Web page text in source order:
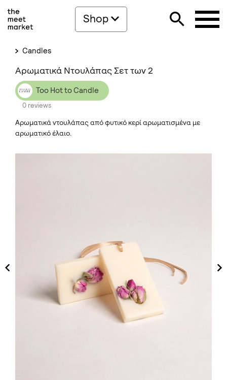
Shop
Candles
Αρωματικά Ντουλάπας Σετ των 2
Too Hot to Candle
0 reviews
Αρωματικά ντουλάπας από φυτικό κερί αρωματισμένα με
αρωματικό έλαιο.